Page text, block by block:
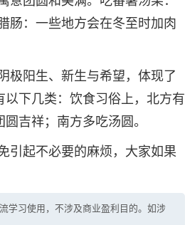
肠：一些地方会在冬至时加肉
极阳生、新生与希望，体现了
以下几类：饮食习俗上，北方有
吉祥；南方多吃汤圆。
引起不必要的麻烦，大家如果
学习使用，不涉及商业盈利目的。如涉